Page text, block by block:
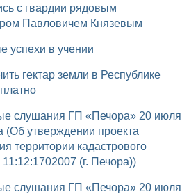
Павловичем Князевым
успехи в учении
(Об утверждении проекта
территории кадастрового
11:12:1702007 (г. Печора))